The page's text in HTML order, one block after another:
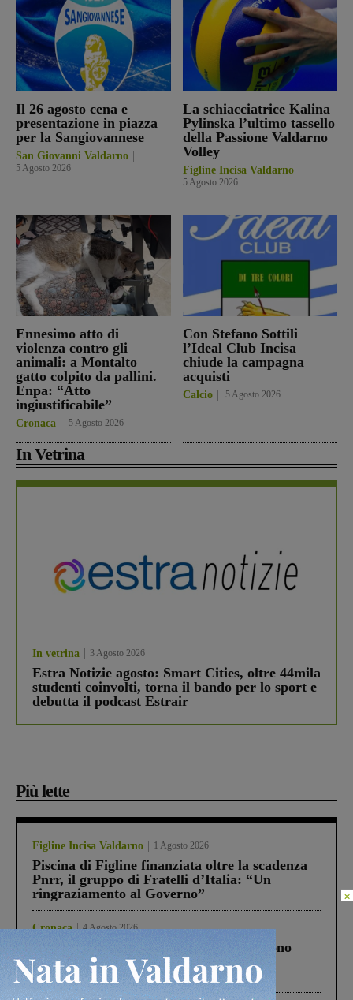
Il 26 agosto cena e
presentazione in piazza
per la Sangiovannese
San Giovanni Valdarno
5 Agosto 2026
La schiacciatrice Kalina
Pylinska l’ultimo tassello
della Passione Valdarno
Volley
Figline Incisa Valdarno
5 Agosto 2026
Ennesimo atto di
violenza contro gli
animali: a Montalto
gatto colpito da pallini.
Enpa: “Atto
ingiustificabile”
Cronaca 5 Agosto 2026
Con Stefano Sottili
l’Ideal Club Incisa
chiude la campagna
acquisti
Calcio 5 Agosto 2026
In Vetrina
In vetrina 3 Agosto 2026
Estra Notizie agosto: Smart Cities, oltre 44mila
studenti coinvolti, torna il bando per lo sport e
debutta il podcast Estrair
Più lette
Figline Incisa Valdarno 1 Agosto 2026
Piscina di Figline finanziata oltre la scadenza
Pnrr, il gruppo di Fratelli d’Italia: “Un
ringraziamento al Governo”
Cronaca 4 Agosto 2026
Un anno fa la strage in A1 in cui morirono
Gianni, Giulia e Franco. Lo schianto, il
processo, lo stop ai sorpassi fra tir....
×